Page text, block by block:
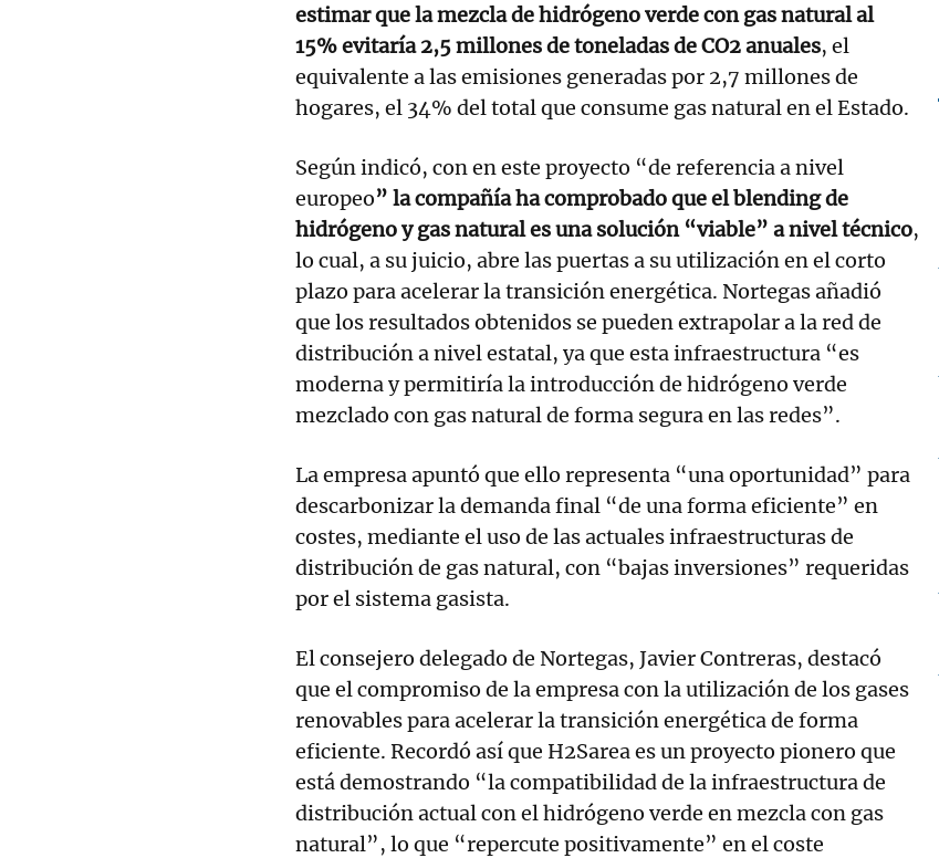
estimar que la mezcla de hidrógeno verde con gas natural al
15% evitaría 2,5 millones de toneladas de CO2 anuales, el
equivalente a las emisiones generadas por 2,7 millones de
hogares, el 34% del total que consume gas natural en el Estado.
Según indicó, con en este proyecto “de referencia a nivel
europeo” la compañía ha comprobado que el blending de
hidrógeno y gas natural es una solución “viable” a nivel técnico,
lo cual, a su juicio, abre las puertas a su utilización en el corto
plazo para acelerar la transición energética. Nortegas añadió
que los resultados obtenidos se pueden extrapolar a la red de
distribución a nivel estatal, ya que esta infraestructura “es
moderna y permitiría la introducción de hidrógeno verde
mezclado con gas natural de forma segura en las redes”.
La empresa apuntó que ello representa “una oportunidad” para
descarbonizar la demanda final “de una forma eficiente” en
costes, mediante el uso de las actuales infraestructuras de
distribución de gas natural, con “bajas inversiones” requeridas
por el sistema gasista.
El consejero delegado de Nortegas, Javier Contreras, destacó
que el compromiso de la empresa con la utilización de los gases
renovables para acelerar la transición energética de forma
eficiente. Recordó así que H2Sarea es un proyecto pionero que
está demostrando “la compatibilidad de la infraestructura de
distribución actual con el hidrógeno verde en mezcla con gas
natural”, lo que “repercute positivamente” en el coste